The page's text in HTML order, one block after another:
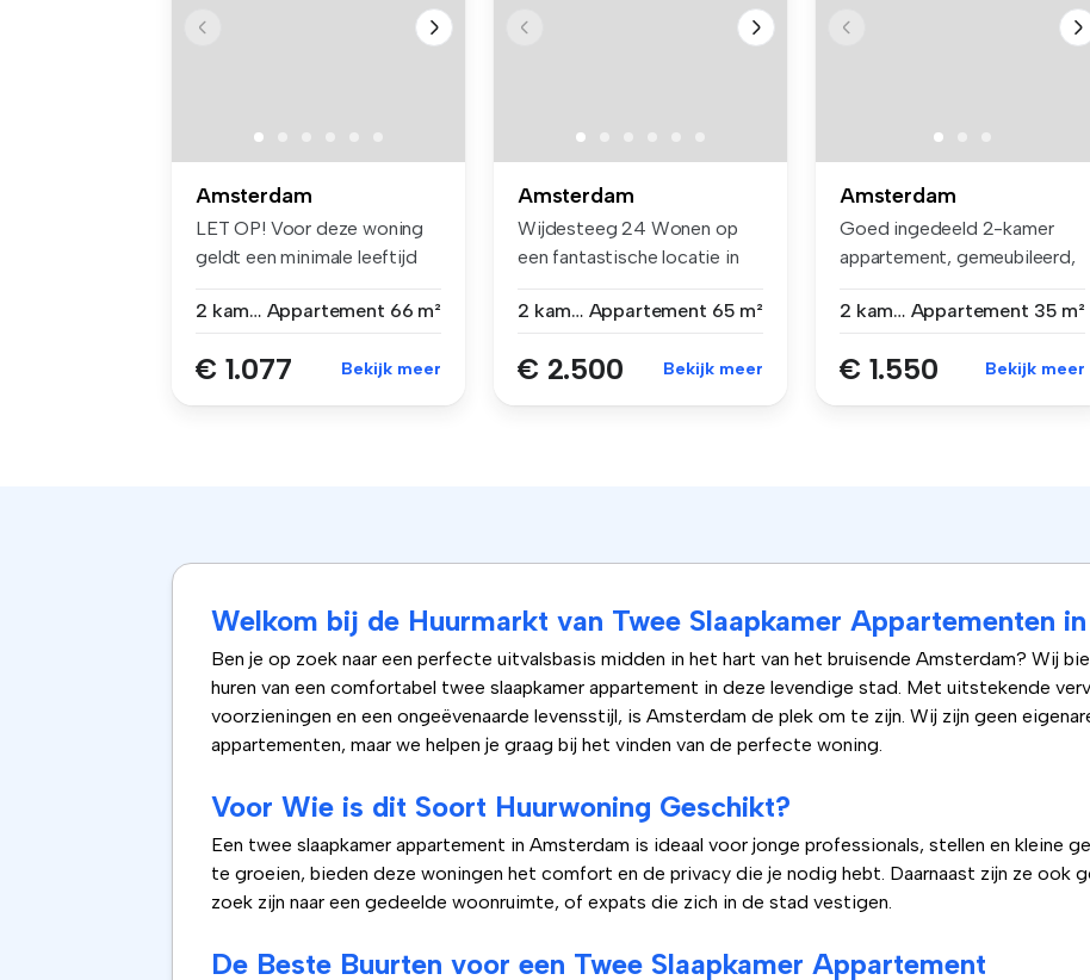
Amsterdam
LET OP! Voor deze woning
geldt een minimale leeftijd
2 kamers Appartement 66 m²
€ 1.077 Bekijk meer
Amsterdam
Wijdesteeg 24 Wonen op
een fantastische locatie in
2 kamers Appartement 65 m²
€ 2.500 Bekijk meer
Amsterdam
Goed ingedeeld 2-kamer
appartement, gemeubileerd,
2 kamers Appartement 35 m²
€ 1.550 Bekijk meer
Welkom bij de Huurmarkt van Twee Slaapkamer Appartementen
Ben je op zoek naar een perfecte uitvalsbasis midden in het hart van het bruisende Amsterdam? Wij
huren van een comfortabel twee slaapkamer appartement in deze levendige stad. Met uitstekende
voorzieningen en een ongeëvenaarde levensstijl, is Amsterdam de plek om te zijn. Wij zijn geen
appartementen, maar we helpen je graag bij het vinden van de perfecte woning.
Voor Wie is dit Soort Huurwoning Geschikt?
Een twee slaapkamer appartement in Amsterdam is ideaal voor jonge professionals, stellen en kleine
te groeien, bieden deze woningen het comfort en de privacy die je nodig hebt. Daarnaast zijn ze ook
zoek zijn naar een gedeelde woonruimte, of expats die zich in de stad vestigen.
De Beste Buurten voor een Twee Slaapkamer Appartement